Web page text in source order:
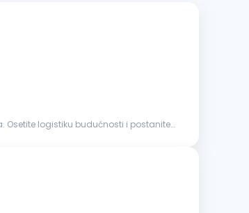
logistiku budućnosti i postanite